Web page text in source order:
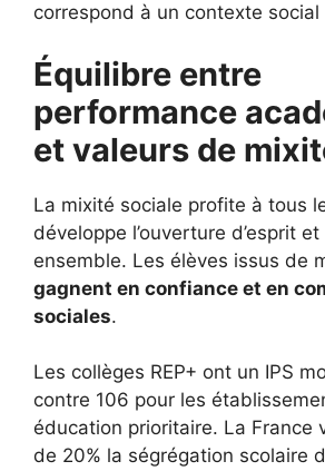
correspond à un contexte
Équilibre entre
performance
et valeurs de
La mixité sociale profite à tous
développe l’ouverture d’esprit
ensemble. Les élèves issus de
gagnent en confiance et en
sociales.
Les collèges REP+ ont un IPS
contre 106 pour les
éducation prioritaire. La France
de 20% la ségrégation scolaire